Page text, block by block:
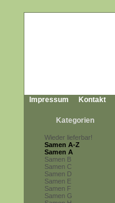
Impressum Kontakt
Kategorien
Wieder lieferbar!
Samen A-Z
Samen A
Samen B
Samen C
Samen D
Samen E
Samen F
Samen G